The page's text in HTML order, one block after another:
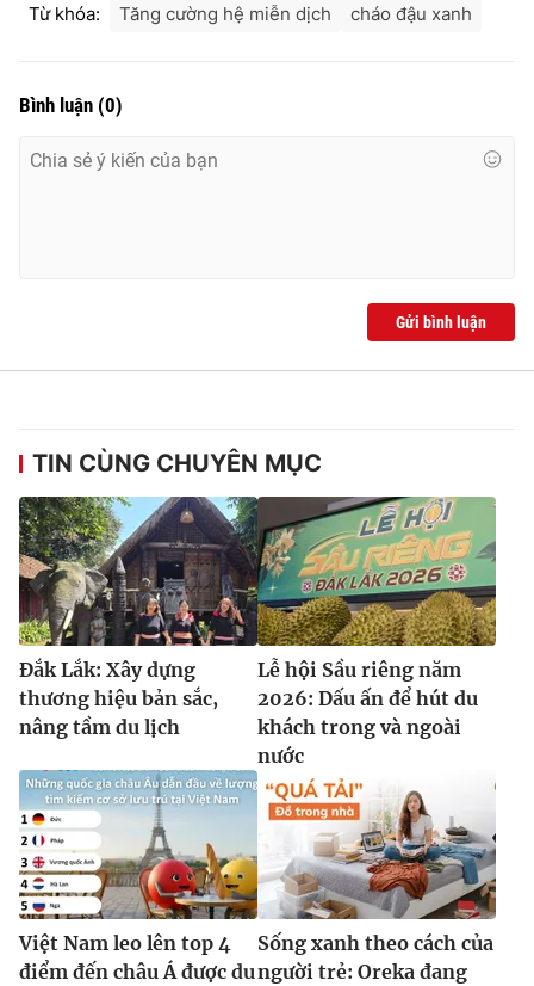
Từ khóa: Tăng cường hệ miễn dịch cháo đậu xanh
Bình luận (0)
Gửi bình luận
TIN CÙNG CHUYÊN MỤC
Đắk Lắk: Xây dựng
thương hiệu bản sắc,
nâng tầm du lịch
Lễ hội Sầu riêng năm
2026: Dấu ấn để hút du
khách trong và ngoài
nước
Việt Nam leo lên top 4
điểm đến châu Á được du
Sống xanh theo cách của
người trẻ: Oreka đang